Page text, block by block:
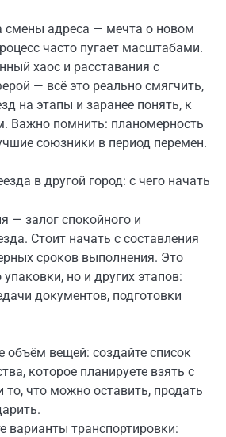
смены адреса — мечта о новом
часто пугает масштабами.
хаос и расставания с
— всё это реально смягчить,
на этапы и заранее понять, к
Важно помнить: планомерность
союзники в период перемен.
в другой город: с чего начать
— залог спокойного и
Стоит начать с составления
сроков выполнения. Это
упаковки, но и других этапов:
документов, подготовки
объём вещей: создайте список
которое планируете взять с
то, что можно оставить, продать
варианты транспортировки: